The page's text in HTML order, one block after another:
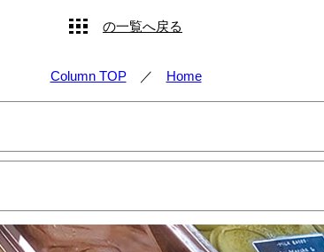
やジェラテリアスタッフによる話々
の一覧へ戻る
Column TOP／ Home